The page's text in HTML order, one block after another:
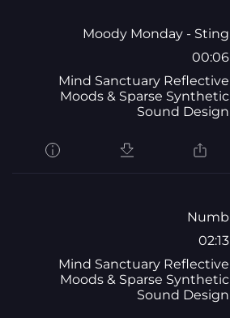
Moody Monday - Sting
00:06
Mind Sanctuary Reflective
Moods & Sparse Synthetic
Sound Design
Numb
02:13
Mind Sanctuary Reflective
Moods & Sparse Synthetic
Sound Design